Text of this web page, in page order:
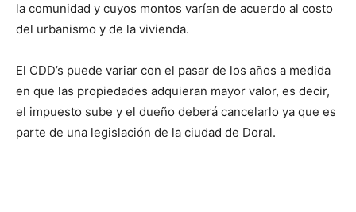
la comunidad y cuyos montos varían de acuerdo al costo
del urbanismo y de la vivienda.
El CDD’s puede variar con el pasar de los años a medida
en que las propiedades adquieran mayor valor, es decir,
el impuesto sube y el dueño deberá cancelarlo ya que es
parte de una legislación de la ciudad de Doral.